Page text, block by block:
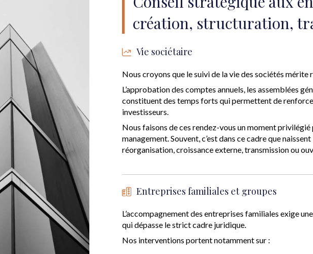
création, structuration,
Vie sociétaire
Nous croyons que le suivi de la vie des sociétés
L’approbation des comptes annuels, les assemblées
constituent des temps forts qui permettent de
investisseurs.
Nous faisons de ces rendez-vous un moment
management. Souvent, c’est dans ce cadre que
réorganisation, croissance externe, transmission ou
Entreprises familiales et groupes
L’accompagnement des entreprises familiales exige
qui dépasse le strict cadre juridique.
Nos interventions portent notamment sur :